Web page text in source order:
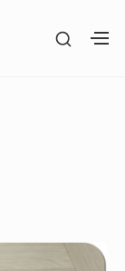
SHOW